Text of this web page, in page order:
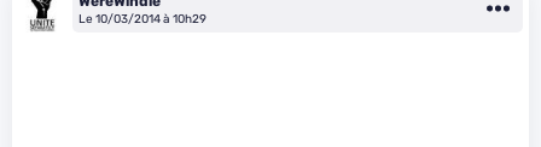
Le 10/03/2014 à 10h29